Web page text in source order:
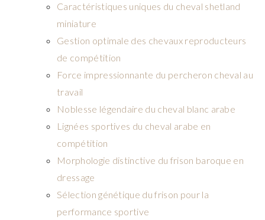
Caractéristiques uniques du cheval shetland
miniature
Gestion optimale des chevaux reproducteurs
de compétition
Force impressionnante du percheron cheval au
travail
Noblesse légendaire du cheval blanc arabe
Lignées sportives du cheval arabe en
compétition
Morphologie distinctive du frison baroque en
dressage
Sélection génétique du frison pour la
performance sportive